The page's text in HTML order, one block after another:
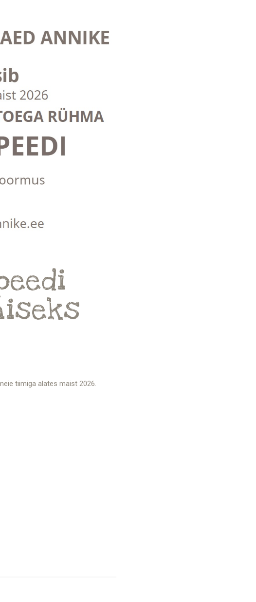
tiimiga alates maist 2026.